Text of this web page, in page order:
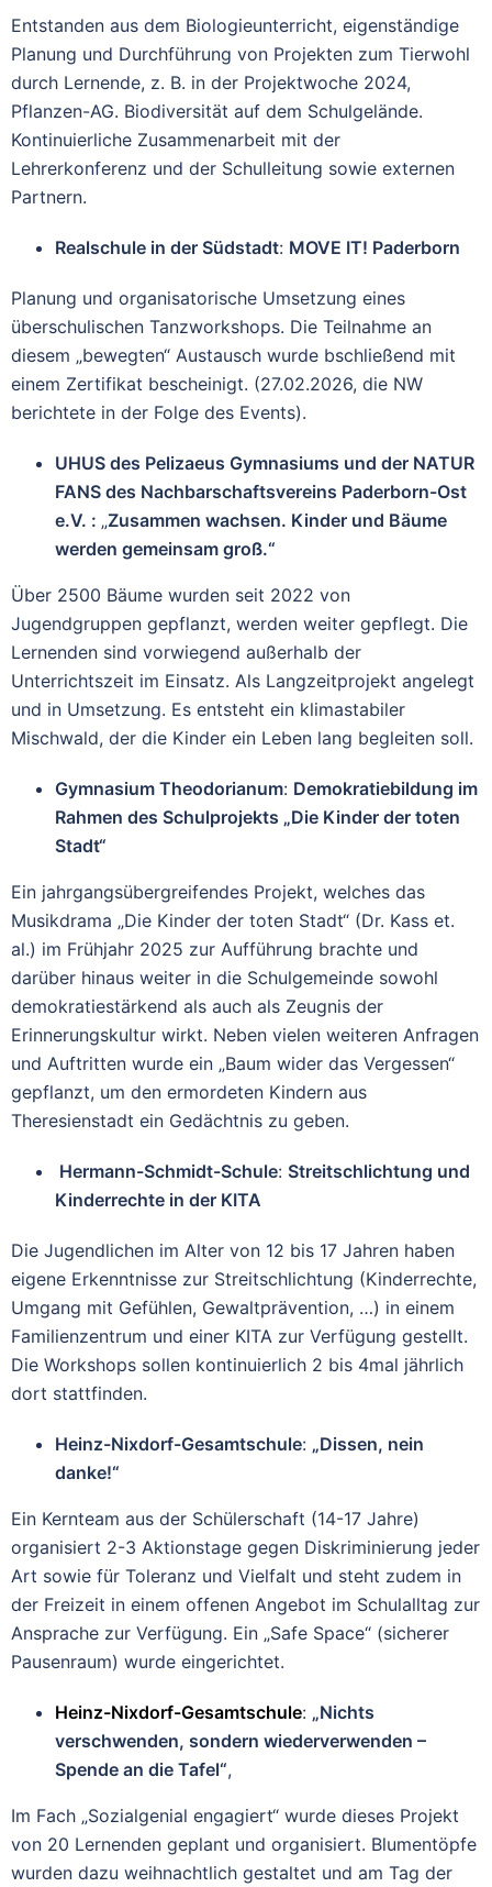
Entstanden aus dem Biologieunterricht, eigenständige
Planung und Durchführung von Projekten zum Tierwohl
durch Lernende, z. B. in der Projektwoche 2024,
Pflanzen-AG. Biodiversität auf dem Schulgelände.
Kontinuierliche Zusammenarbeit mit der
Lehrerkonferenz und der Schulleitung sowie externen
Partnern.
Realschule in der Südstadt: MOVE IT! Paderborn
Planung und organisatorische Umsetzung eines
überschulischen Tanzworkshops. Die Teilnahme an
diesem „bewegten“ Austausch wurde bschließend mit
einem Zertifikat bescheinigt. (27.02.2026, die NW
berichtete in der Folge des Events).
UHUS des Pelizaeus Gymnasiums und der NATUR
FANS des Nachbarschaftsvereins Paderborn-Ost
e.V. : „Zusammen wachsen. Kinder und Bäume
werden gemeinsam groß.“
Über 2500 Bäume wurden seit 2022 von
Jugendgruppen gepflanzt, werden weiter gepflegt. Die
Lernenden sind vorwiegend außerhalb der
Unterrichtszeit im Einsatz. Als Langzeitprojekt angelegt
und in Umsetzung. Es entsteht ein klimastabiler
Mischwald, der die Kinder ein Leben lang begleiten soll.
Gymnasium Theodorianum: Demokratiebildung im
Rahmen des Schulprojekts „Die Kinder der toten
Stadt“
Ein jahrgangsübergreifendes Projekt, welches das
Musikdrama „Die Kinder der toten Stadt“ (Dr. Kass et.
al.) im Frühjahr 2025 zur Aufführung brachte und
darüber hinaus weiter in die Schulgemeinde sowohl
demokratiestärkend als auch als Zeugnis der
Erinnerungskultur wirkt. Neben vielen weiteren Anfragen
und Auftritten wurde ein „Baum wider das Vergessen“
gepflanzt, um den ermordeten Kindern aus
Theresienstadt ein Gedächtnis zu geben.
Hermann-Schmidt-Schule: Streitschlichtung und
Kinderrechte in der KITA
Die Jugendlichen im Alter von 12 bis 17 Jahren haben
eigene Erkenntnisse zur Streitschlichtung (Kinderrechte,
Umgang mit Gefühlen, Gewaltprävention, …) in einem
Familienzentrum und einer KITA zur Verfügung gestellt.
Die Workshops sollen kontinuierlich 2 bis 4mal jährlich
dort stattfinden.
Heinz-Nixdorf-Gesamtschule: „Dissen, nein
danke!“
Ein Kernteam aus der Schülerschaft (14-17 Jahre)
organisiert 2-3 Aktionstage gegen Diskriminierung jeder
Art sowie für Toleranz und Vielfalt und steht zudem in
der Freizeit in einem offenen Angebot im Schulalltag zur
Ansprache zur Verfügung. Ein „Safe Space“ (sicherer
Pausenraum) wurde eingerichtet.
Heinz-Nixdorf-Gesamtschule: „Nichts
verschwenden, sondern wiederverwenden –
Spende an die Tafel“,
Im Fach „Sozialgenial engagiert“ wurde dieses Projekt
von 20 Lernenden geplant und organisiert. Blumentöpfe
wurden dazu weihnachtlich gestaltet und am Tag der